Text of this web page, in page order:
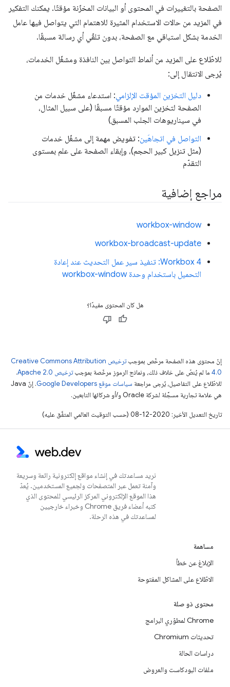
الصفحة بالتغييرات في المحتوى أو البيانات المخزّنة مؤقتًا. يمكنك التفكير
في المزيد من حالات الاستخدام المثيرة للاهتمام التي يتواصل فيها عامل
الخدمة بشكل استباقي مع الصفحة، بدون تلقّي أي رسالة مسبقًا.
للاطّلاع على المزيد من أنماط التواصل بين النافذة ومشغّل الخدمات،
يُرجى الانتقال إلى:
دليل التخزين المؤقت الإلزامي: استدعاء مشغّل خدمات من
الصفحة لتخزين الموارد مؤقتًا مسبقًا (على سبيل المثال،
في سيناريوهات الجلب المسبق)
التواصل في اتجاهَين: تفويض مهمة إلى مشغّل خدمات
(مثل تنزيل كبير الحجم)، وإبقاء الصفحة على علم بمستوى
التقدّم
مراجع إضافية
workbox-window
workbox-broadcast-update
Workbox 4: تنفيذ سير عمل التحديث عند إعادة
التحميل باستخدام وحدة workbox-window
هل كان المحتوى مفيدًا؟
إنّ محتوى هذه الصفحة مرخّص بموجب
ترخيص Creative Commons Attribution
4.0‏ ما لم يُنصّ على خلاف ذلك، ونماذج الرموز مرخّصة بموجبترخيص Apache 2.0‏
.
للاطّلاع على التفاصيل، يُرجى مراجعة سياسات موقع Google Developers‏
. إنّ Java
هي علامة تجارية مسجَّلة لشركة Oracle و/أو شركائها التابعين.
تاريخ التعديل الأخير: 2020-12-08 (حسب التوقيت العالمي المتفَّق عليه)
نريد مساعدتك في إنشاء مواقع إلكترونية رائعة وسريعة
وآمنة تعمل عبر المتصفحات ولجميع المستخدمين. يُعدّ
هذا الموقع الإلكتروني المركز الرئيسي للمحتوى الذي
كتبه أعضاء فريق Chrome وخبراء خارجيين
لمساعدتك في هذه الرحلة.
مساهمة
الإبلاغ عن خطأ
الاطّلاع على المشاكل المفتوحة
محتوى ذو صلة
Chrome لمطوّري البرامج
تحديثات Chromium
دراسات الحالة
ملفات البودكاست والعروض